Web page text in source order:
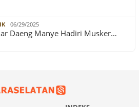
06/29/2025
Daeng Manye Hadiri Musker…